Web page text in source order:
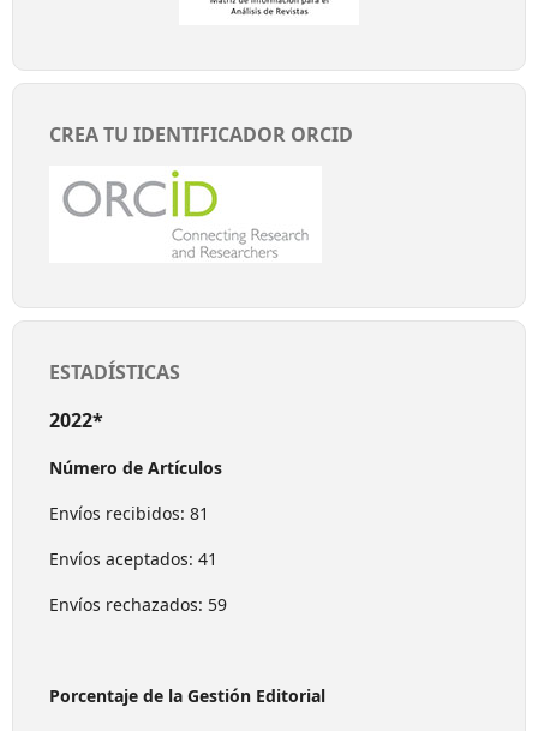
CREA TU IDENTIFICADOR ORCID
ESTADÍSTICAS
2022*
Número de Artículos
Envíos recibidos: 81
Envíos aceptados: 41
Envíos rechazados: 59
Porcentaje de la Gestión Editorial